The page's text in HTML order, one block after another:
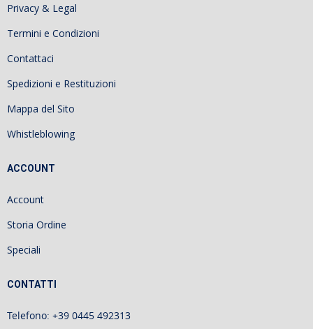
Privacy & Legal
Termini e Condizioni
Contattaci
Spedizioni e Restituzioni
Mappa del Sito
Whistleblowing
ACCOUNT
Account
Storia Ordine
Speciali
CONTATTI
Telefono: +39 0445 492313